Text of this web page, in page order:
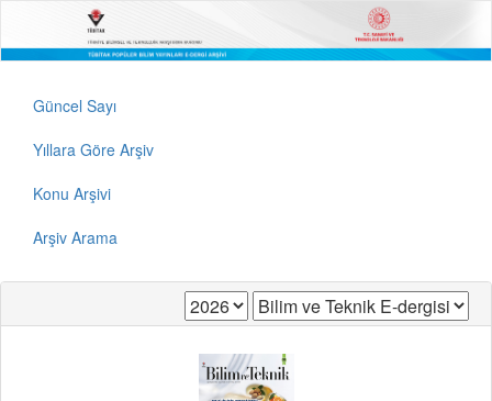
Güncel Sayı
Yıllara Göre Arşiv
Konu Arşivi
Arşiv Arama